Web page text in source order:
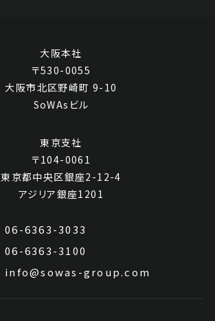
大阪本社
〒530-0055
大阪市北区野崎町 9-10
SoWAsビル
東京支社
〒104-0061
東京都中央区銀座2-12-4
アジリア銀座1201
06-6363-3033
06-6363-3100
info@sowas-group.com